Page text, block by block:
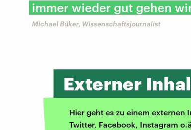
immer wieder gut gehen
Michael Büker, Wissenschaftsjournalist
Externer
Hier geht es zu einem externen
Twitter, Facebook, Instagram